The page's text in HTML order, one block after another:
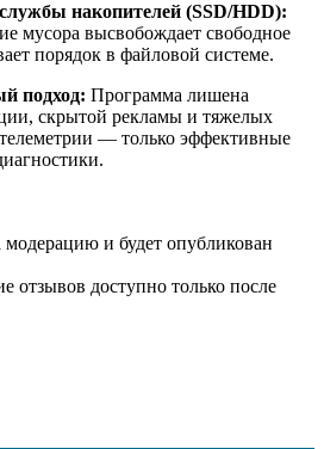
накопителей (SSD/HDD):
мусора высвобождает свободное
порядок в файловой системе.
подход: Программа лишена
скрытой рекламы и тяжелых
— только эффективные
и будет опубликован
отзывов доступно только после